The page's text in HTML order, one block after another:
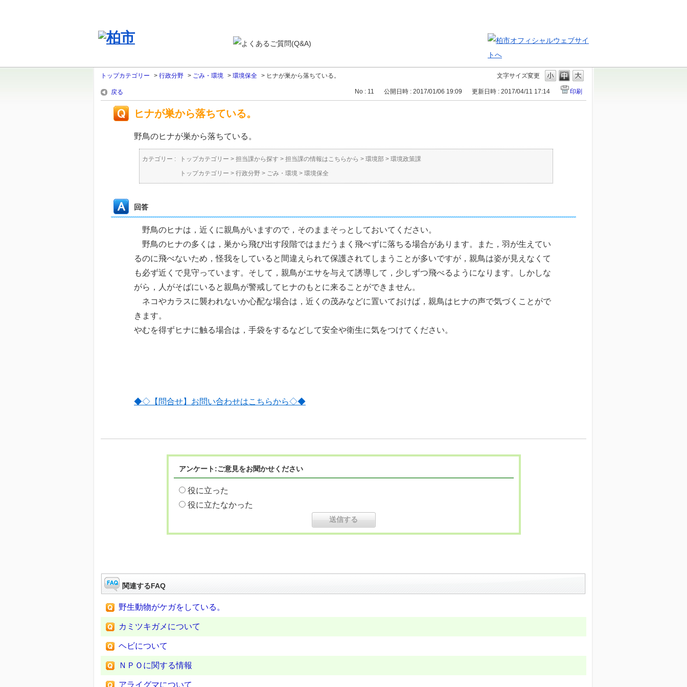
文字サイズ変更
トップカテゴリー > 行政分野 > ごみ・環境 > 環境保全 > ヒナが巣から落ちている。
戻る No : 11 公開日時 : 2017/01/06 19:09 更新日時 : 2017/04/11 17:14 印刷
ヒナが巣から落ちている。
野鳥のヒナが巣から落ちている。
カテゴリー : トップカテゴリー > 担当課から探す > 担当課の情報はこちらから > 環境部 > 環境政策課
トップカテゴリー > 行政分野 > ごみ・環境 > 環境保全
回答
野鳥のヒナは，近くに親鳥がいますので，そのままそっとしておいてください。
野鳥のヒナの多くは，巣から飛び出す段階ではまだうまく飛べずに落ちる場合があります。また，羽が生えてい
るのに飛べないため，怪我をしていると間違えられて保護されてしまうことが多いですが，親鳥は姿が見えなくて
も必ず近くで見守っています。そして，親鳥がエサを与えて誘導して，少しずつ飛べるようになります。しかしな
がら，人がそばにいると親鳥が警戒してヒナのもとに来ることができません。
ネコやカラスに襲われないか心配な場合は，近くの茂みなどに置いておけば，親鳥はヒナの声で気づくことがで
きます。
やむを得ずヒナに触る場合は，手袋をするなどして安全や衛生に気をつけてください。
◆◇【問合せ】お問い合わせはこちらから◇◆
アンケート:ご意見をお聞かせください
役に立った
役に立たなかった
関連するFAQ
野生動物がケガをしている。
カミツキガメについて
ヘビについて
ＮＰＯに関する情報
アライグマについて